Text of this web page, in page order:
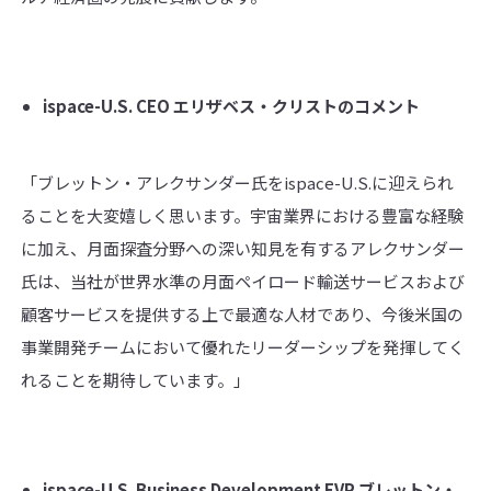
ispace-U.S. CEOエリザベス・クリストのコメント
「ブレットン・アレクサンダー氏をispace-U.S.に迎えられ
ることを大変嬉しく思います。宇宙業界における豊富な経験
に加え、月面探査分野への深い知見を有するアレクサンダー
氏は、当社が世界水準の月面ペイロード輸送サービスおよび
顧客サービスを提供する上で最適な人材であり、今後米国の
事業開発チームにおいて優れたリーダーシップを発揮してく
れることを期待しています。」